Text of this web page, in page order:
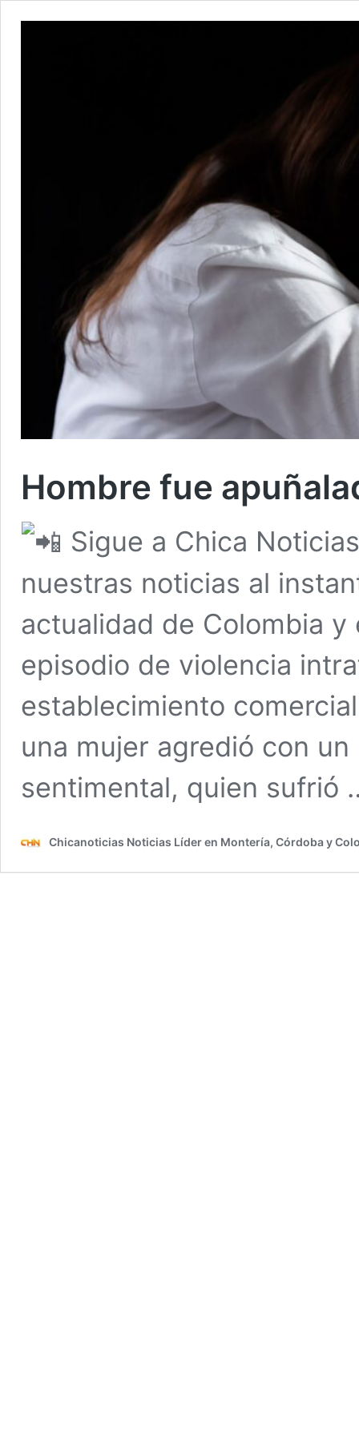
Hombre fue
Sigue a Chica
nuestras noticias al
actualidad de Colombia
episodio de violencia
establecimiento
una mujer agredió con
sentimental, quien sufrió
Chicanoticias Noticias Líder en Montería, Córdoba y